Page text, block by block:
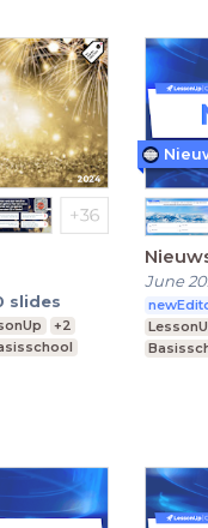
slides
+2
June